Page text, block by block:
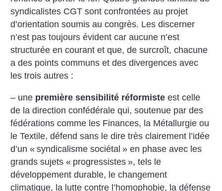
syndicalistes CGT sont confrontées au projet
d’orientation soumis au congrès. Les discerner
n’est pas toujours évident car aucune n’est
structurée en courant et que, de surcroît, chacune
a des points communs et des divergences avec
les trois autres :
– une première sensibilité réformiste est celle
de la direction confédérale qui, soutenue par des
fédérations comme les Finances, la Métallurgie ou
le Textile, défend sans le dire très clairement l’idée
d’un « syndicalisme sociétal » en phase avec les
grands sujets « progressistes », tels le
développement durable, le changement
climatique, la lutte contre l’homophobie, la défense